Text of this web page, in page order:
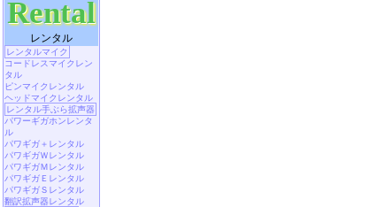
Rental
レンタル
レンタルマイク
コードレスマイクレン
タル
ピンマイクレンタル
ヘッドマイクレンタル
レンタル手ぶら拡声器
パワーギガホンレンタ
ル
パワギガ＋レンタル
パワギガＷレンタル
パワギガＭレンタル
パワギガＥレンタル
パワギガＳレンタル
翻訳拡声器レンタル